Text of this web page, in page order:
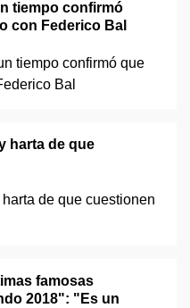
tiempo confirmó
con Federico Bal
harta de que
famosas
2018": "Es un